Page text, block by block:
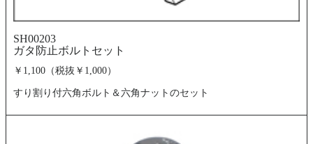
SH00203
ガタ防止ボルトセット
￥1,100（税抜￥1,000）
すり割り付六角ボルト＆六角ナットのセット